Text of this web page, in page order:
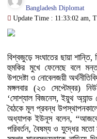
Bangladesh Diplomat
Update Time : 11:33:02 am,
বিশ্বজুড়ে সংঘাতের ছায়া
হুমকির মুখে ফেলেছে বলে
উপদেষ্টা ও নোবেলজয়ী
মঙ্গলবার (২৩ সেপ্টেম্বর)
‘সোশ্যাল বিজনেস, ইয়ুথ অ্যান্ড
বৈঠকে মূল প্রবন্ধ
অধ্যাপক ইউনূস বলেন,
পরিবর্তন, বৈষম্য ও যুদ্ধের